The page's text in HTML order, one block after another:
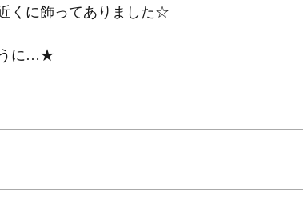
くに飾ってありました☆
うに…★